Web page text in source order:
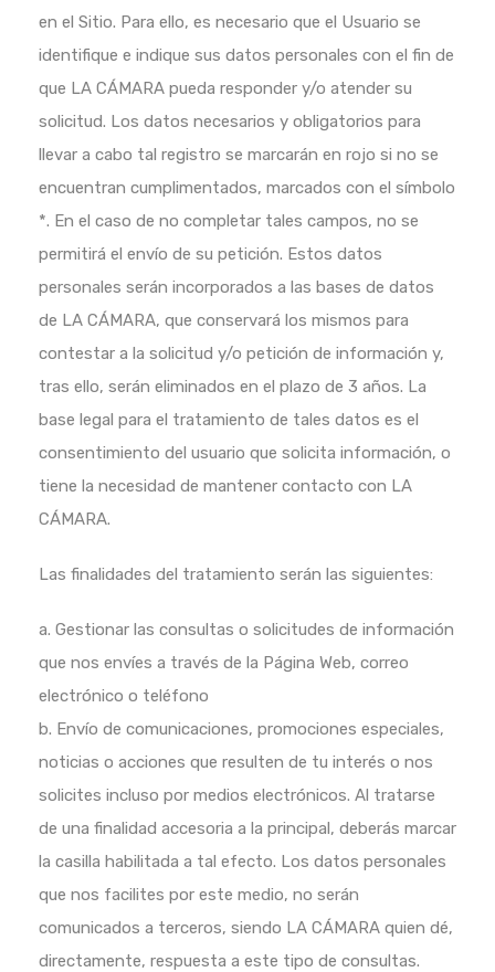
en el Sitio. Para ello, es necesario que el Usuario se
identifique e indique sus datos personales con el fin de
que LA CÁMARA pueda responder y/o atender su
solicitud. Los datos necesarios y obligatorios para
llevar a cabo tal registro se marcarán en rojo si no se
encuentran cumplimentados, marcados con el símbolo
*. En el caso de no completar tales campos, no se
permitirá el envío de su petición. Estos datos
personales serán incorporados a las bases de datos
de LA CÁMARA, que conservará los mismos para
contestar a la solicitud y/o petición de información y,
tras ello, serán eliminados en el plazo de 3 años. La
base legal para el tratamiento de tales datos es el
consentimiento del usuario que solicita información, o
tiene la necesidad de mantener contacto con LA
CÁMARA.
Las finalidades del tratamiento serán las siguientes:
a. Gestionar las consultas o solicitudes de información
que nos envíes a través de la Página Web, correo
electrónico o teléfono
b. Envío de comunicaciones, promociones especiales,
noticias o acciones que resulten de tu interés o nos
solicites incluso por medios electrónicos. Al tratarse
de una finalidad accesoria a la principal, deberás marcar
la casilla habilitada a tal efecto. Los datos personales
que nos facilites por este medio, no serán
comunicados a terceros, siendo LA CÁMARA quien dé,
directamente, respuesta a este tipo de consultas.